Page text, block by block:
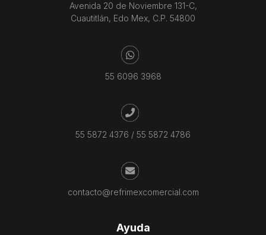
Avenida 20 de Noviembre 131-C,
Cuautitlán, Edo Mex, C.P. 54800
55 6096 3968
55 5872 4376 / 55 5872 4786
contacto@refrimexcomercial.com
Ayuda